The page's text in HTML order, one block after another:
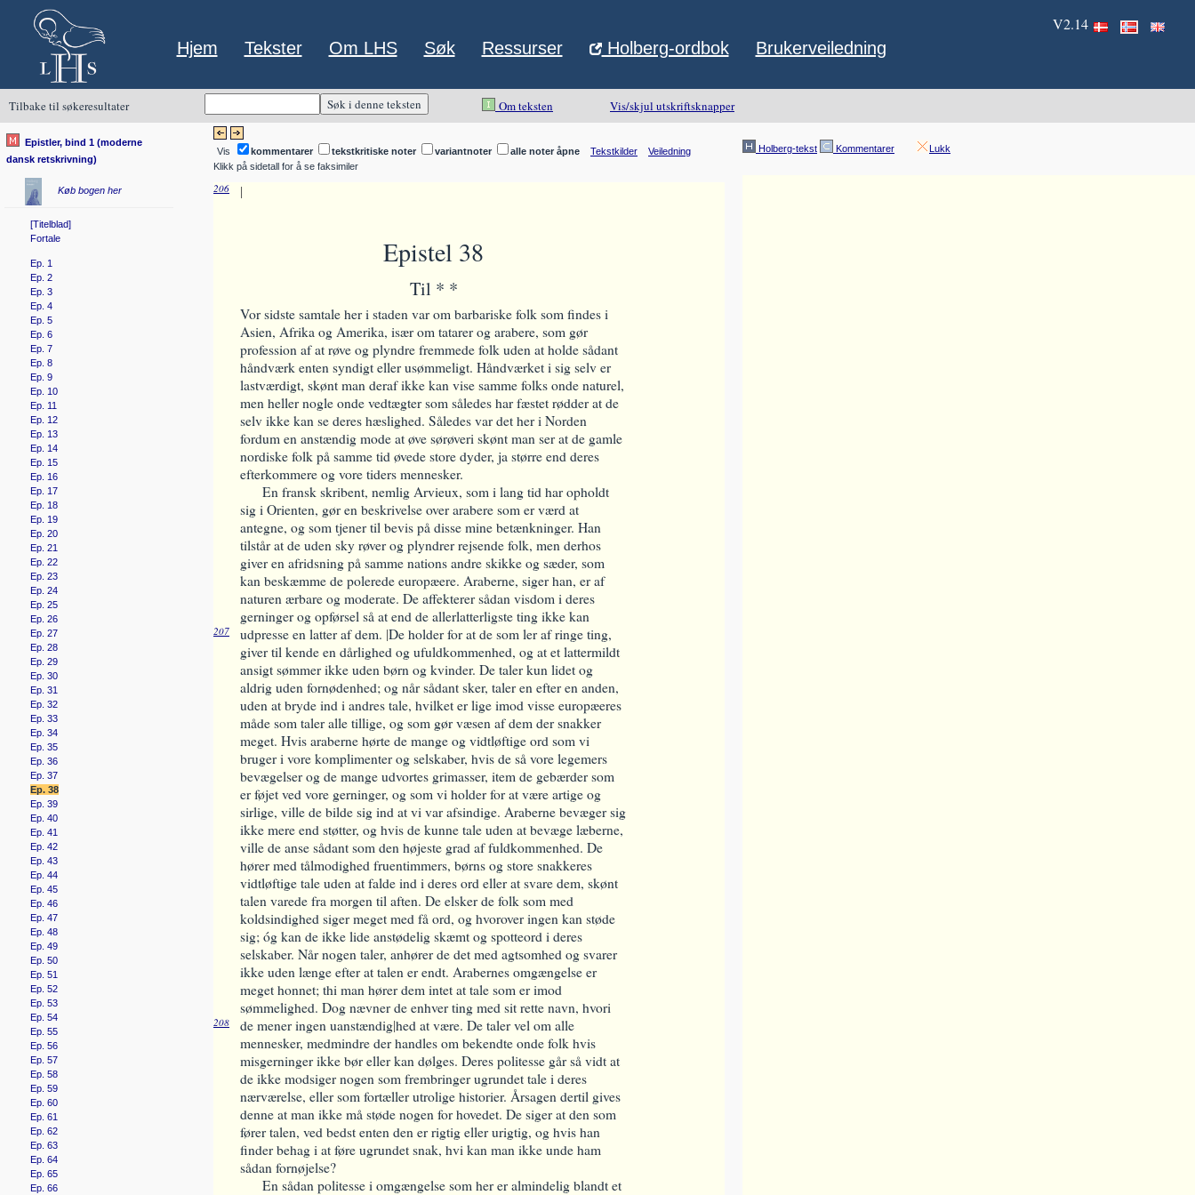
V2.14
Hjem Tekster Om LHS Søk Ressurser
external
opens
new
widow
Holberg-ordbok Brukerveiledning
Tilbake til søkeresultater Om teksten Vis/skjul utskriftsknapper
Epistler, bind 1 (moderne
dansk retskrivning)
Køb bogen her
[Titelblad]
Fortale
Ep. 1
Ep. 2
Ep. 3
Ep. 4
Ep. 5
Ep. 6
Ep. 7
Ep. 8
Ep. 9
Ep. 10
Ep. 11
Ep. 12
Ep. 13
Ep. 14
Ep. 15
Ep. 16
Ep. 17
Ep. 18
Ep. 19
Ep. 20
Ep. 21
Ep. 22
Ep. 23
Ep. 24
Ep. 25
Ep. 26
Ep. 27
Ep. 28
Ep. 29
Ep. 30
Ep. 31
Ep. 32
Ep. 33
Ep. 34
Ep. 35
Ep. 36
Ep. 37
Ep. 38
Ep. 39
Ep. 40
Ep. 41
Ep. 42
Ep. 43
Ep. 44
Ep. 45
Ep. 46
Ep. 47
Ep. 48
Ep. 49
Ep. 50
Ep. 51
Ep. 52
Ep. 53
Ep. 54
Ep. 55
Ep. 56
Ep. 57
Ep. 58
Ep. 59
Ep. 60
Ep. 61
Ep. 62
Ep. 63
Ep. 64
Ep. 65
Ep. 66
Vis kommentarer tekstkritiske noter variantnoter alle noter åpne Tekstkilder
Veiledning
Klikk på sidetall for å se faksimiler
|
206
Epistel 38
Til * *
Vor sidste samtale her i staden var om barbariske folk som findes i
Asien, Afrika og Amerika, især om tatarer og arabere, som gør
profession af at røve og plyndre fremmede folk uden at holde sådant
håndværk enten syndigt eller usømmeligt. Håndværket i sig selv er
lastværdigt, skønt man deraf ikke kan vise samme folks onde naturel,
men heller nogle onde vedtægter som således har fæstet rødder at de
selv ikke kan se deres hæslighed. Således var det her i Norden
fordum en anstændig mode at øve sørøveri skønt man ser at de gamle
nordiske folk på samme tid øvede store dyder, ja større end deres
efterkommere og vore tiders mennesker.
En fransk skribent, nemlig Arvieux, som i lang tid har opholdt
sig i Orienten, gør en beskrivelse over arabere som er værd at
antegne, og som tjener til bevis på disse mine betænkninger. Han
tilstår at de uden sky røver og plyndrer rejsende folk, men derhos
giver en afridsning på samme nations andre skikke og sæder, som
kan beskæmme de polerede europæere. Araberne, siger han, er af
naturen ærbare og moderate. De affekterer sådan visdom i deres
gerninger og opførsel så at end de allerlatterligste ting ikke kan
udpresse en latter af dem. |
207
De holder for at de som ler af ringe ting,
giver til kende en dårlighed og ufuldkommenhed, og at et lattermildt
ansigt sømmer ikke uden børn og kvinder. De taler kun lidet og
aldrig uden fornødenhed; og når sådant sker, taler en efter en anden,
uden at bryde ind i andres tale, hvilket er lige imod visse europæeres
måde som taler alle tillige, og som gør væsen af dem der snakker
meget. Hvis araberne hørte de mange og vidtløftige ord som vi
bruger i vore komplimenter og selskaber, hvis de så vore legemers
bevægelser og de mange udvortes grimasser, item de gebærder som
er føjet ved vore gerninger, og som vi holder for at være artige og
sirlige, ville de bilde sig ind at vi var afsindige. Araberne bevæger sig
ikke mere end støtter, og hvis de kunne tale uden at bevæge læberne,
ville de anse sådant som den højeste grad af fuldkommenhed. De
hører med tålmodighed fruentimmers, børns og store snakkeres
vidtløftige tale uden at falde ind i deres ord eller at svare dem, skønt
talen varede fra morgen til aften. De elsker de folk som med
koldsindighed siger meget med få ord, og hvorover ingen kan støde
sig; óg kan de ikke lide anstødelig skæmt og spotteord i deres
selskaber. Når nogen taler, anhører de det med agtsomhed og svarer
ikke uden længe efter at talen er endt. Arabernes omgængelse er
meget honnet; thi man hører dem intet at tale som er imod
sømmelighed. Dog nævner de enhver ting med sit rette navn, hvori
de mener ingen uanstændig|
208
hed at være. De taler vel om alle
mennesker, medmindre der handles om bekendte onde folk hvis
misgerninger ikke bør eller kan dølges. Deres politesse går så vidt at
de ikke modsiger nogen som frembringer ugrundet tale i deres
nærværelse, eller som fortæller utrolige historier. Årsagen dertil gives
denne at man ikke må støde nogen for hovedet. De siger at den som
fører talen, ved bedst enten den er rigtig eller urigtig, og hvis han
finder behag i at føre ugrundet snak, hvi kan man ikke unde ham
sådan fornøjelse?
En sådan politesse i omgængelse som her er almindelig blandt et
Holberg-tekst Kommentarer Lukk